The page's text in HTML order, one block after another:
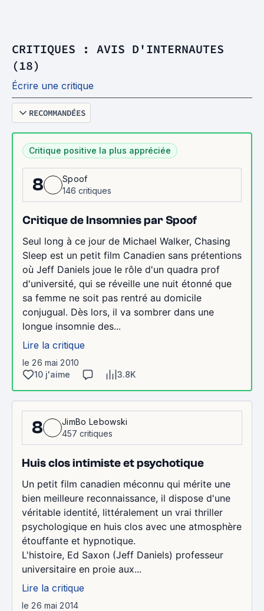
CRITIQUES : AVIS D'INTERNAUTES
(18)
Écrire une critique
RECOMMANDÉES
Critique positive la plus appréciée
8
Spoof
146 critiques
Critique de Insomnies par Spoof
Seul long à ce jour de Michael Walker, Chasing
Sleep est un petit film Canadien sans prétentions
où Jeff Daniels joue le rôle d'un quadra prof
d'université, qui se réveille une nuit étonné que
sa femme ne soit pas rentré au domicile
conjugual. Dès lors, il va sombrer dans une
longue insomnie des...
Lire la critique
le 26 mai 2010
10 j'aime
3.8K
8
JimBo Lebowski
457 critiques
Huis clos intimiste et psychotique
Un petit film canadien méconnu qui mérite une
bien meilleure reconnaissance, il dispose d'une
véritable identité, littéralement un vrai thriller
psychologique en huis clos avec une atmosphère
étouffante et hypnotique.
L'histoire, Ed Saxon (Jeff Daniels) professeur
universitaire en proie aux...
Lire la critique
le 26 mai 2014